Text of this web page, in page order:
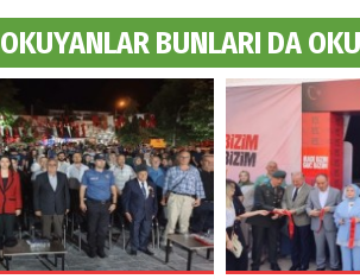
BUNLARI DA